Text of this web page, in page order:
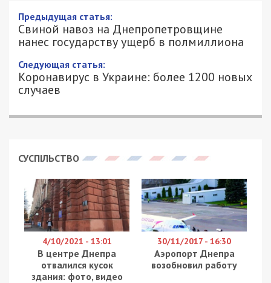
Предыдущая статья:
Свиной навоз на Днепропетровщине
нанес государству ущерб в полмиллиона
Следующая статья:
Коронавирус в Украине: более 1200 новых
случаев
СУСПІЛЬСТВО
4/10/2021 - 13:01
В центре Днепра
отвалился кусок
здания: фото, видео
30/11/2017 - 16:30
Аэропорт Днепра
возобновил работу